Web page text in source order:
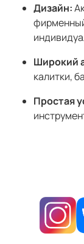
Дизайн:
Широкий
калитки,
Простая